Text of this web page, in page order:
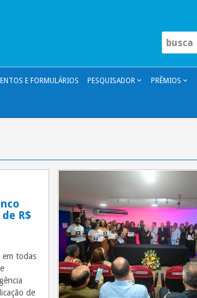
E FORMULÁRIOS PESQUISADOR PRÊMIOS
R$
em todas
de